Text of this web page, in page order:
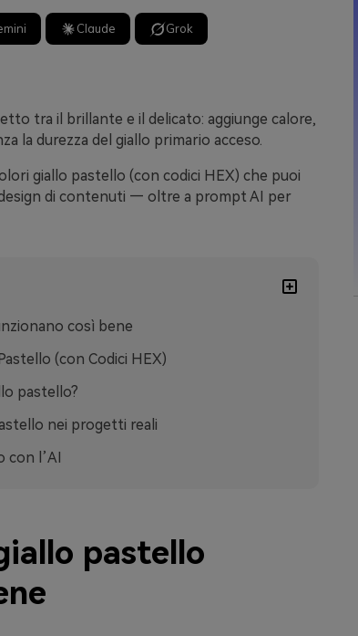
Claude Grok
tra il brillante e il delicato: aggiunge calore,
la durezza del giallo primario acceso.
giallo pastello (con codici HEX) che puoi
di contenuti — oltre a prompt AI per
così bene
(con Codici HEX)
pastello?
nei progetti reali
con l’AI
pastello